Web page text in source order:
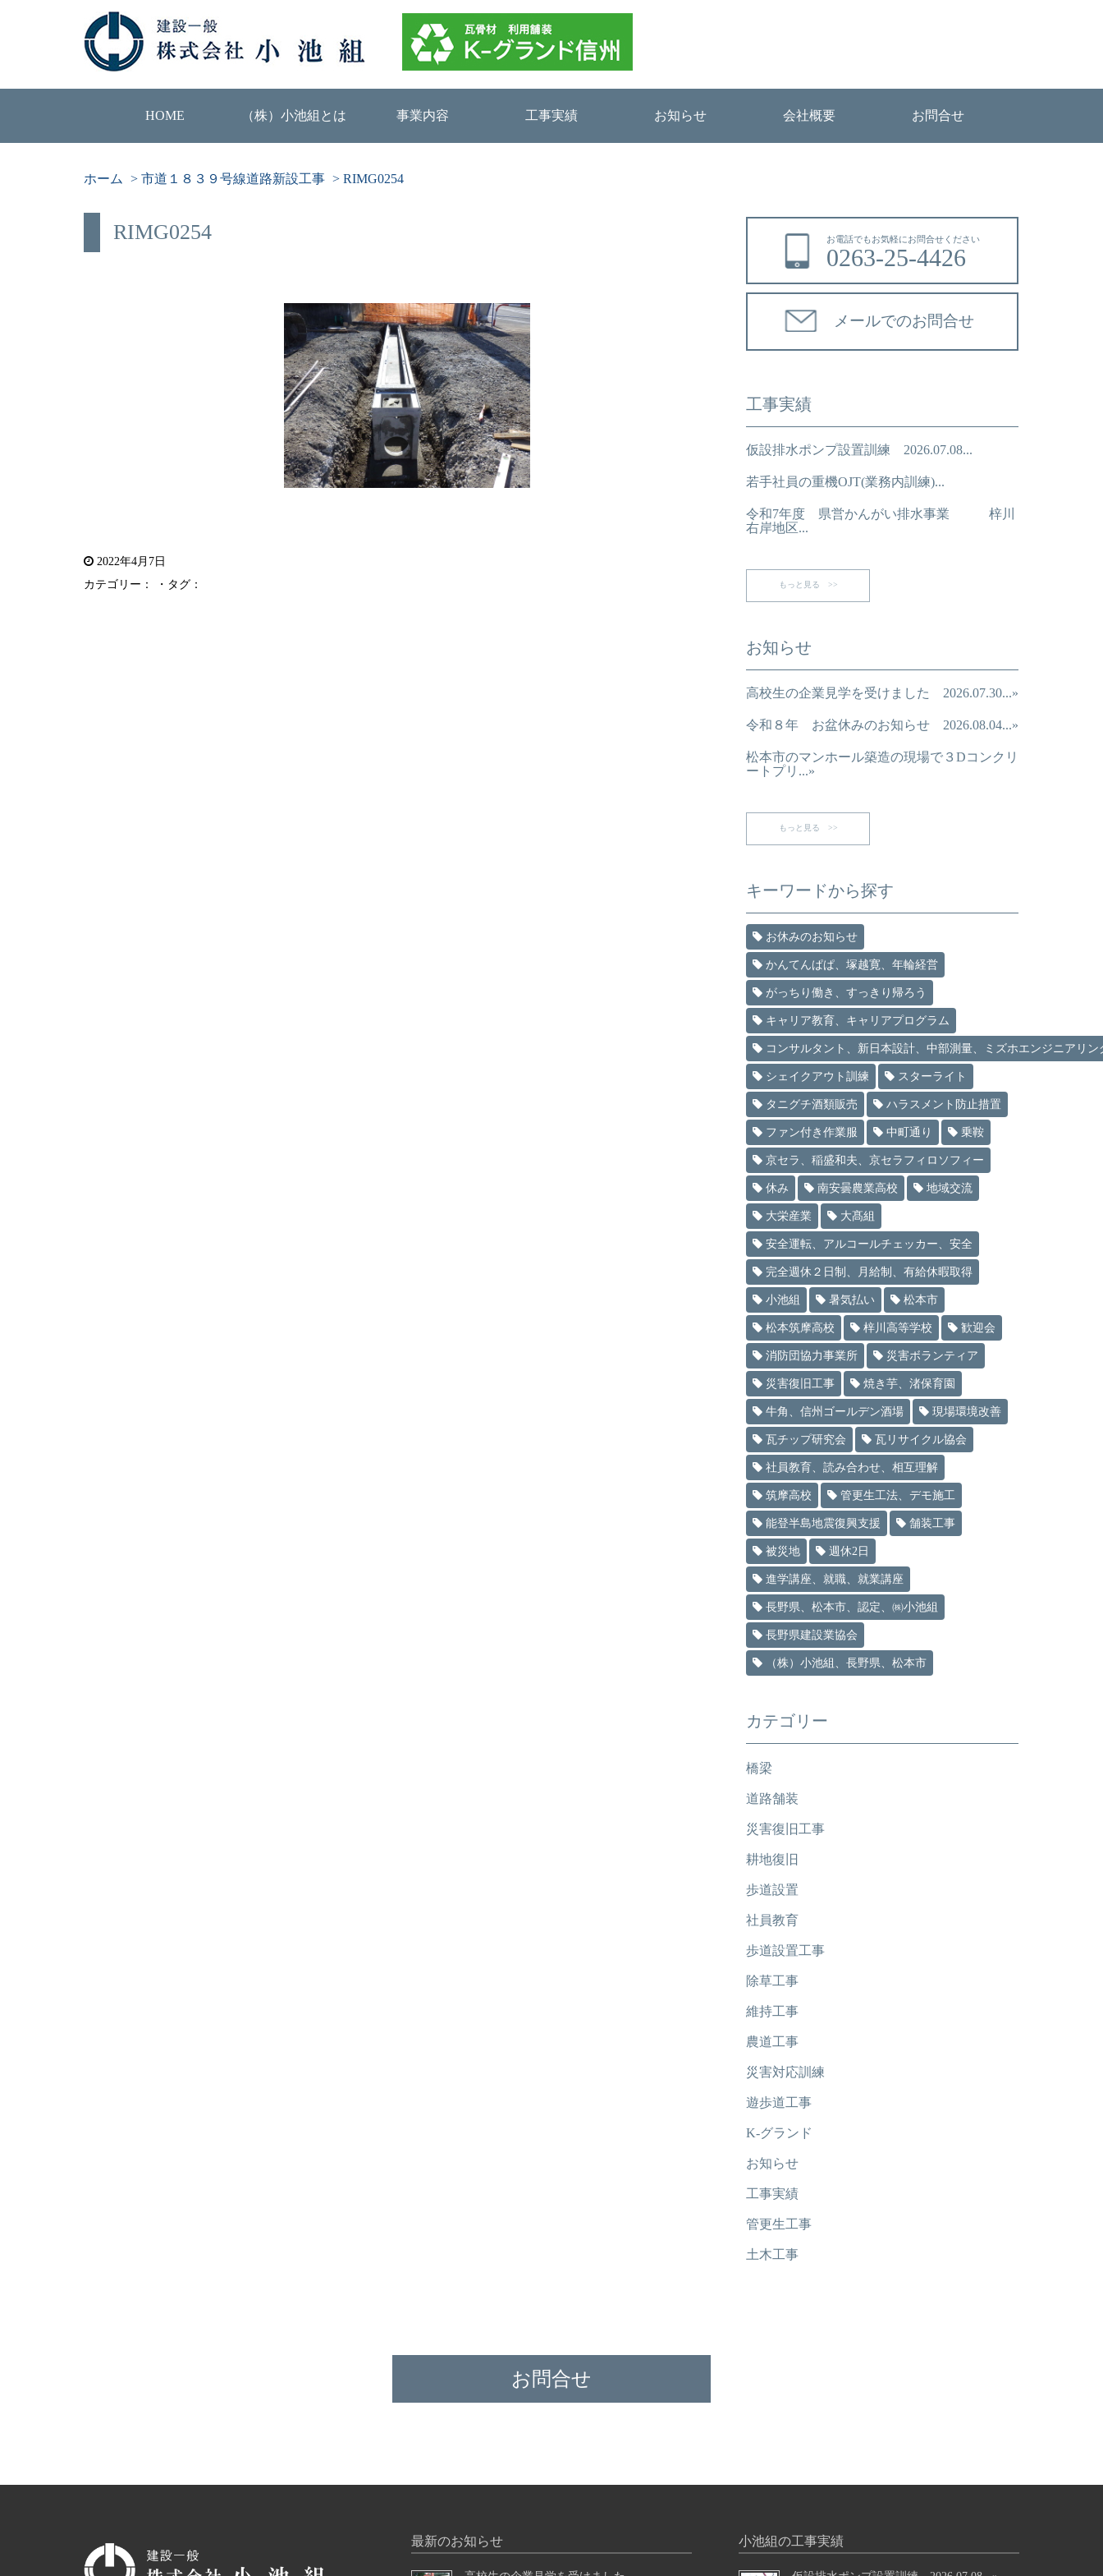
HOME （株）小池組とは 事業内容 工事実績 お知らせ 会社概要 お問合せ
ホーム > 市道１８３９号線道路新設工事 > RIMG0254
RIMG0254
2022年4月7日
カテゴリー： ・タグ：
お電話でもお気軽にお問合せください
0263-25-4426
メールでのお問合せ
工事実績
仮設排水ポンプ設置訓練 2026.07.08...
若手社員の重機OJT(業務内訓練)...
令和7年度 県営かんがい排水事業 梓川
右岸地区...
もっと見る >>
お知らせ
高校生の企業見学を受けました 2026.07.30...»
令和８年 お盆休みのお知らせ 2026.08.04...»
松本市のマンホール築造の現場で３Dコンクリ
ートプリ...»
もっと見る >>
キーワードから探す
お休みのお知らせ
かんてんぱぱ、塚越寛、年輪経営
がっちり働き、すっきり帰ろう
キャリア教育、キャリアプログラム
コンサルタント、新日本設計、中部測量、ミズホエンジニアリン
シェイクアウト訓練 スターライト
タニグチ酒類販売 ハラスメント防止措置
ファン付き作業服 中町通り 乗鞍
京セラ、稲盛和夫、京セラフィロソフィー
休み 南安曇農業高校 地域交流
大栄産業 大髙組
安全運転、アルコールチェッカー、安全
完全週休２日制、月給制、有給休暇取得
小池組 暑気払い 松本市
松本筑摩高校 梓川高等学校 歓迎会
消防団協力事業所 災害ボランティア
災害復旧工事 焼き芋、渚保育園
牛角、信州ゴールデン酒場 現場環境改善
瓦チップ研究会 瓦リサイクル協会
社員教育、読み合わせ、相互理解
筑摩高校 管更生工法、デモ施工
能登半島地震復興支援 舗装工事
被災地 週休2日
進学講座、就職、就業講座
長野県、松本市、認定、㈱小池組
長野県建設業協会
（株）小池組、長野県、松本市
カテゴリー
橋梁
道路舗装
災害復旧工事
耕地復旧
歩道設置
社員教育
歩道設置工事
除草工事
維持工事
農道工事
災害対応訓練
遊歩道工事
K-グランド
お知らせ
工事実績
管更生工事
土木工事
お問合せ
最新のお知らせ 小池組の工事実績